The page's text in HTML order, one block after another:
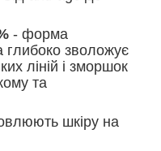
- форма
глибоко зволожує
ліній і зморшок
та
шкіру на